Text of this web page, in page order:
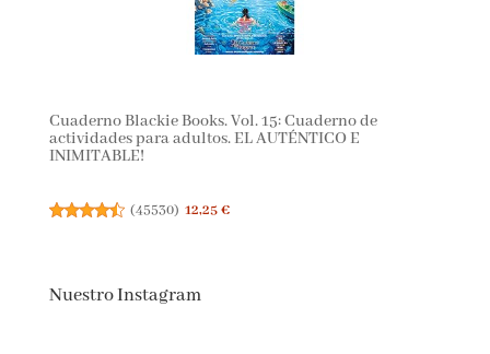
Cuaderno Blackie Books. Vol. 15: Cuaderno de
actividades para adultos. EL AUTÉNTICO E
INIMITABLE!
(45530) 12,25 €
Nuestro Instagram